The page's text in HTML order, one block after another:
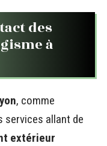
des
à
, comme
services allant de
extérieur